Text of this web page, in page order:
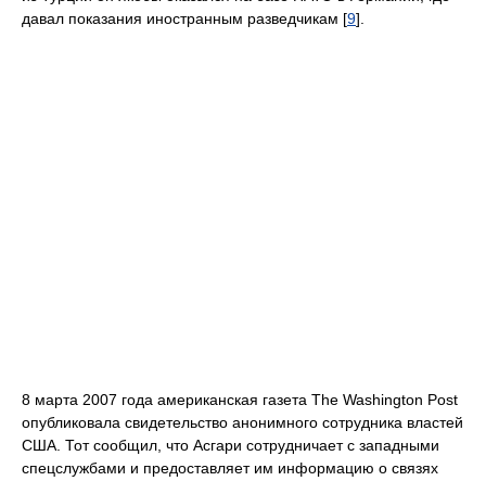
давал показания иностранным разведчикам [9].
8 марта 2007 года американская газета The Washington Post
опубликовала свидетельство анонимного сотрудника властей
США. Тот сообщил, что Асгари сотрудничает с западными
спецслужбами и предоставляет им информацию о связях